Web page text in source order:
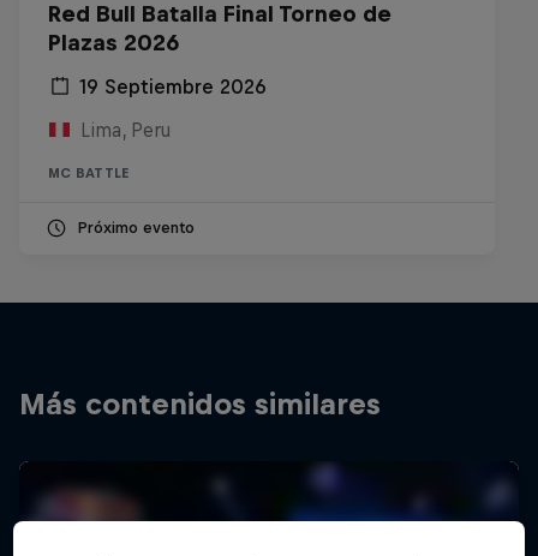
Red Bull Batalla Final Torneo de
Plazas 2026
19 Septiembre 2026
Lima, Peru
MC BATTLE
Próximo evento
Más contenidos similares